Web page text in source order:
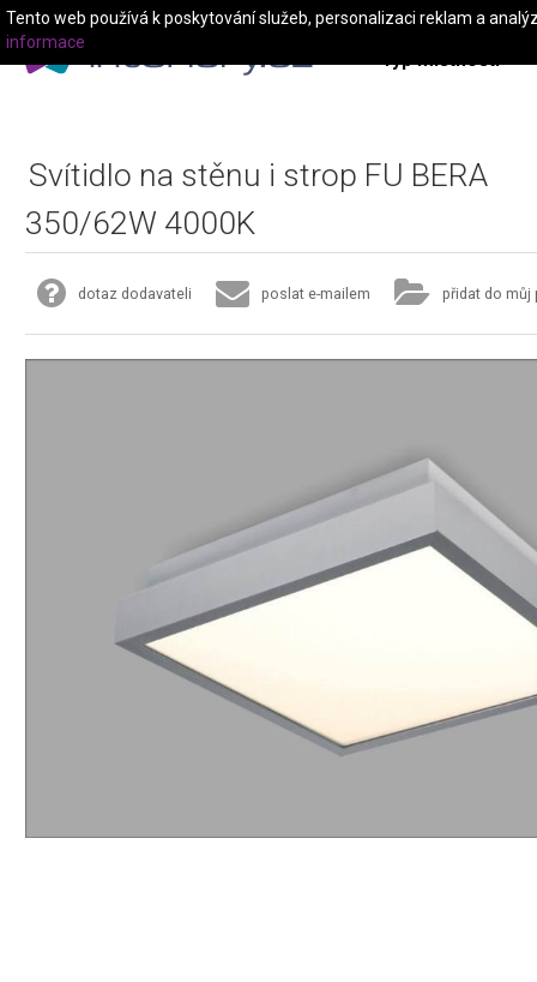
Typ místnosti
Svítidlo na stěnu i strop FU BERA
350/62W 4000K
dotaz dodavateli poslat e-mailem přidat do můj
Tento web používá k poskytování služeb, personalizaci reklam a
informace